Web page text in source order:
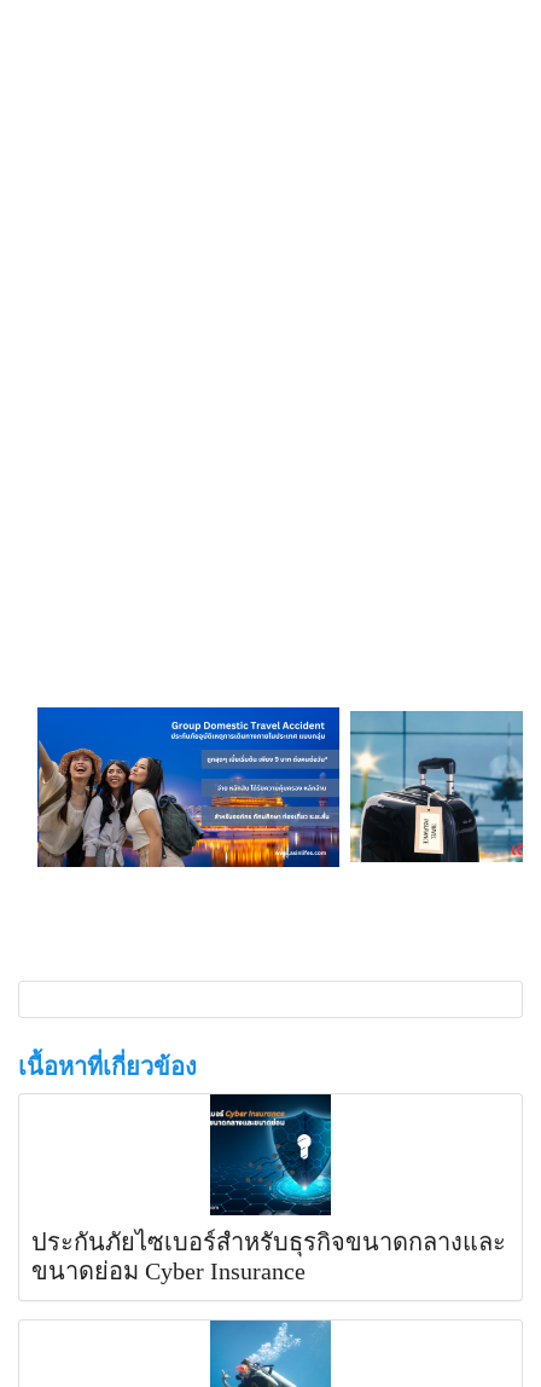
เนื้อหาที่เกี่ยวข้อง
ประกันภัยไซเบอร์สำหรับธุรกิจขนาดกลางและ
ขนาดย่อม Cyber Insurance